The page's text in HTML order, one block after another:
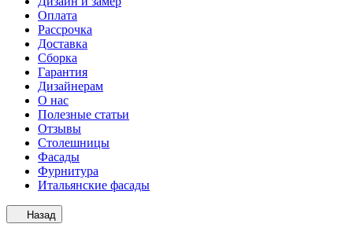
Оплата
Рассрочка
Доставка
Сборка
Гарантия
Дизайнерам
О нас
Полезные статьи
Отзывы
Столешницы
Фасады
Фурнитура
Итальянские фасады
Назад